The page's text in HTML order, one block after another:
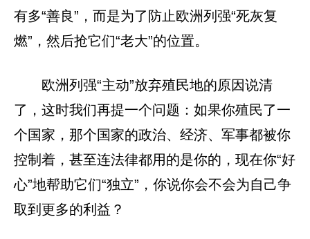
有多“善良”，而是为了防止欧洲列强“死灰复
燃”，然后抢它们“老大”的位置。
欧洲列强“主动”放弃殖民地的原因说清
了，这时我们再提一个问题：如果你殖民了一
个国家，那个国家的政治、经济、军事都被你
控制着，甚至连法律都用的是你的，现在你“好
心”地帮助它们“独立”，你说你会不会为自己争
取到更多的利益？